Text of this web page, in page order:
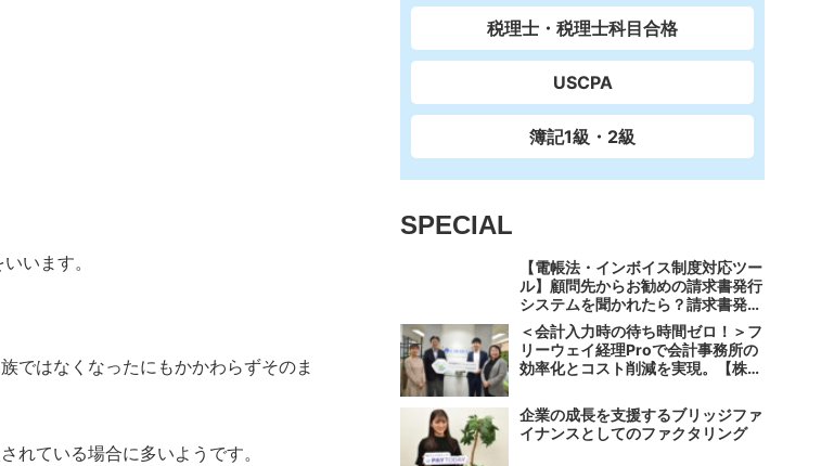
います。
ではなくなったにもかかわらずそのま
れている場合に多いようです。
税理士・税理士科目合格
USCPA
簿記1級・2級
SPECIAL
【電帳法・インボイス制度対応ツー
ル】顧問先からお勧めの請求書発行
システムを聞かれたら？請求書発行
から入金消込・仕訳+資金調達を1
つのシステムで完結する 「請求
QUICK」の魅力に迫る
＜会計入力時の待ち時間ゼロ！＞フ
リーウェイ経理Proで会計事務所の
効率化とコスト削減を実現。【株式
郷税理士法人（経理宅配便事業
部）】
企業の成長を支援するブリッジファ
イナンスとしてのファクタリング